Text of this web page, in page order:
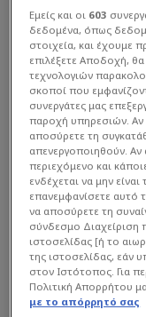
Τι άλλο
Εμείς και οι 603
δεδομένα, όπως
στοιχεία, και έχουμε
επιλέξετε Αποδοχή,
τεχνολογιών
σκοποί που
συνεργάτες μας
παροχή υπηρεσιών. Αν
αποσύρετε τη
απενεργοποιηθούν. Αν
περιεχόμενο και
ενδέχεται να μην
επανεμφανίσετε αυτό
να αποσύρετε τη
σύνδεσμο Διαχείριση
ιστοσελίδας [ή το
της ιστοσελίδας, εάν
στον Ιστότοπος. Για
Πολιτική Απορρήτου
με το απόρρητό σας